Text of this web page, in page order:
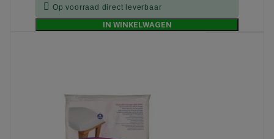
 Op voorraad direct leverbaar
IN WINKELWAGEN